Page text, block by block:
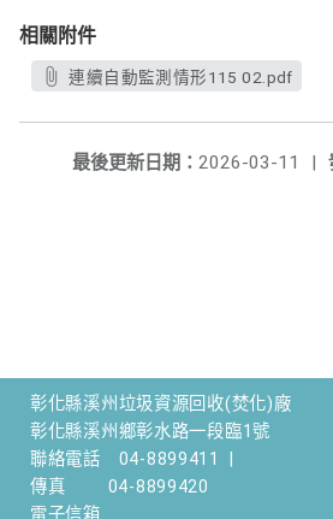
相關附件
連續自動監測情形115 02.pdf
最後更新日期： 2026-03-11
|
彰化縣溪州垃圾資源回收(焚化)廠
彰化縣溪州鄉彰水路一段臨1號
聯絡電話
04-8899411
傳真
04-8899420
電子信箱